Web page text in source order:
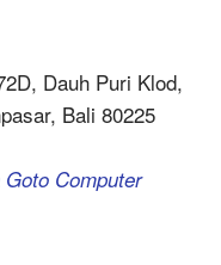
Dauh Puri Klod,
Bali 80225
Computer